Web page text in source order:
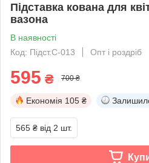
Підставка кована для
вазона
В наявності
Код: Підст.С-013
Опт і роздріб
595 ₴ 700 ₴
Економія 105 ₴
565 ₴ від 2 шт.